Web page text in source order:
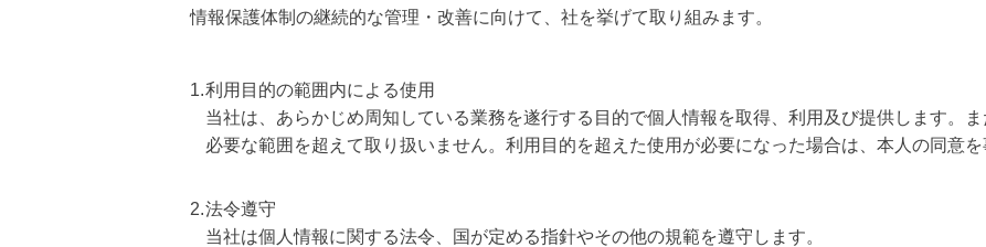
情報保護体制の継続的な管理・改善に向けて、社を挙げて取り組みます。
1.利用目的の範囲内による使用
当社は、あらかじめ周知している業務を遂行する目的で個人情報を取得、利用及び提供します。
必要な範囲を超えて取り扱いません。利用目的を超えた使用が必要になった場合は、本人の同意
2.法令遵守
当社は個人情報に関する法令、国が定める指針やその他の規範を遵守します。